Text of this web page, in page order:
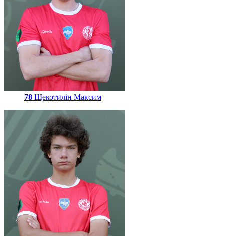
78 Щекотилін Максим